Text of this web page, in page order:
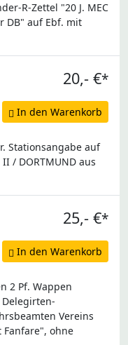
R-Zettel "20 J. MEC
DB" auf Ebf. mit
20,- €*
In den Warenkorb
Stationsangabe auf
II / DORTMUND aus
25,- €*
In den Warenkorb
2 Pf. Wappen
Vereins
ohne